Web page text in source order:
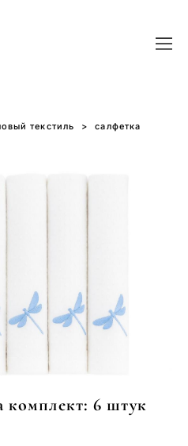
текстиль >
салфетка
комплект: 6 штук